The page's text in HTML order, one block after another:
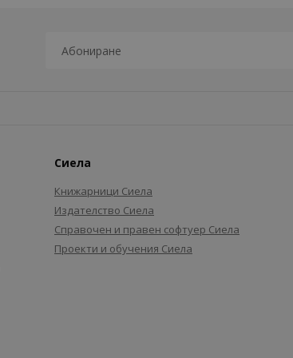
Сиела
Книжарници Сиела
Издателство Сиела
Справочен и правен софтуер Сиела
Проекти и обучения Сиела